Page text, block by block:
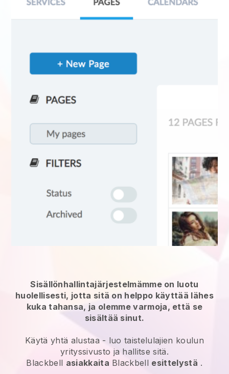
Sisällönhallintajärjestelmämme on luotu
huolellisesti, jotta sitä on helppo käyttää lähes
kuka tahansa, ja olemme varmoja, että se
sisältää sinut.
Käytä yhtä alustaa - luo taistelulajien koulun
yrityssivusto ja hallitse sitä.
Blackbell asiakkaita Blackbell esittelystä .